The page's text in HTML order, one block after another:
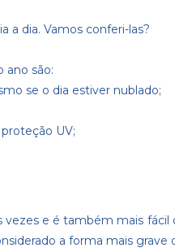
a dia. Vamos conferi-las?
ano são:
se o dia estiver nublado;
UV;
e é também mais
a forma mais grave